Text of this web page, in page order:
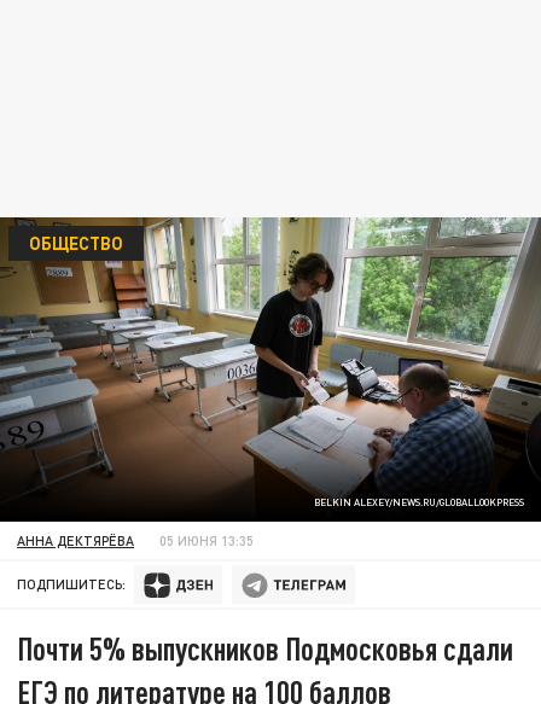
BELKIN ALEXEY/NEWS.RU/GLOBALLOOKPRESS
ОБЩЕСТВО
АННА ДЕКТЯРЁВА 05 ИЮНЯ 13:35
ПОДПИШИТЕСЬ:
Почти 5% выпускников Подмосковья сдали
ЕГЭ по литературе на 100 баллов